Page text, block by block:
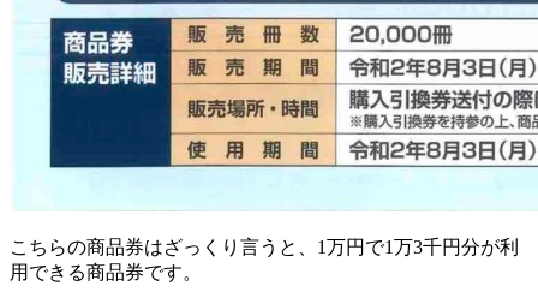
こちらの商品券はざっくり言うと、1万円で1万3千円分が利
用できる商品券です。